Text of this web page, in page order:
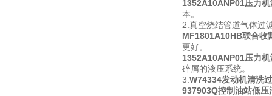
1352A10ANP01压力
本。
2.真空烧结管道气体过
MF1801A10HB联合收
更好。
1352A10ANP01压力
碎屑的液压系统。
3. W74334发动机清洗
937903Q控制油站低压